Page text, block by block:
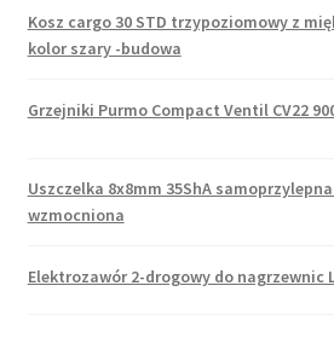
Kosz cargo 30 STD trzypoziomowy z
kolor szary -budowa
Grzejniki Purmo Compact Ventil CV22
Uszczelka 8x8mm 35ShA samoprzylepna
wzmocniona
Elektrozawór 2-drogowy do nagrzewnic